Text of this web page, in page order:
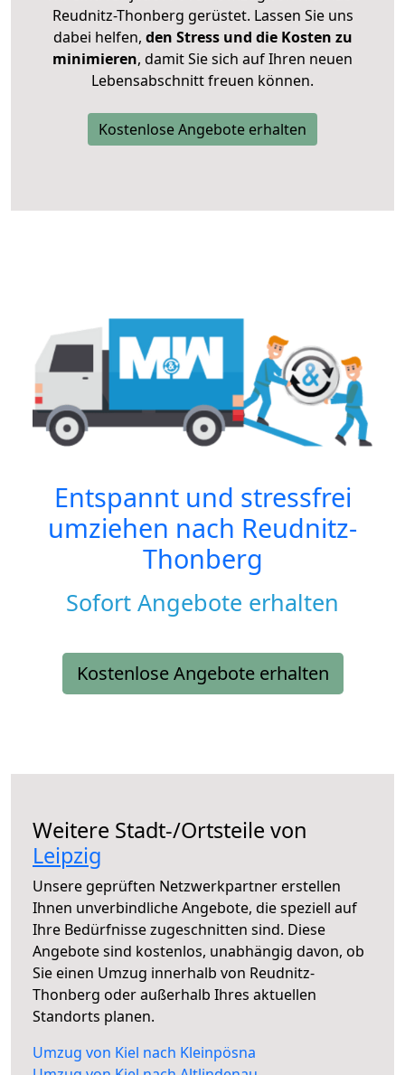
Reudnitz-Thonberg gerüstet. Lassen Sie uns
dabei helfen, den Stress und die Kosten zu
minimieren, damit Sie sich auf Ihren neuen
Lebensabschnitt freuen können.
Kostenlose Angebote erhalten
Entspannt und stressfrei
umziehen nach Reudnitz-
Thonberg
Sofort Angebote erhalten
Kostenlose Angebote erhalten
Weitere Stadt-/Ortsteile von
Leipzig
Unsere geprüften Netzwerkpartner erstellen
Ihnen unverbindliche Angebote, die speziell auf
Ihre Bedürfnisse zugeschnitten sind. Diese
Angebote sind kostenlos, unabhängig davon, ob
Sie einen Umzug innerhalb von Reudnitz-
Thonberg oder außerhalb Ihres aktuellen
Standorts planen.
Umzug von Kiel nach Kleinpösna